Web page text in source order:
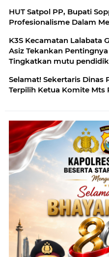
HUT Satpol PP, Bupati
Profesionalisme Dalam
K3S Kecamatan Lalabata
Asiz Tekankan
Tingkatkan mutu
Selamat! Sekertaris Dinas
Terpilih Ketua Komite Mts